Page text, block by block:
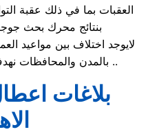
العقبات بما في ذلك عقبة
بنتائج محرك بحث
لايوجد اختلاف بين مواعيد
بالمدن والمحافظات نهدف دائماً لراحة عملائنا ..
بلاغات